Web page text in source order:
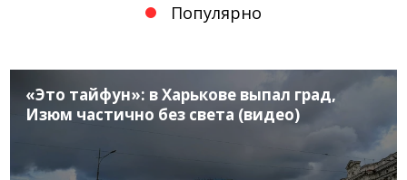
Популярно
«Это тайфун»: в Харькове выпал град,
Изюм частично без света (видео)